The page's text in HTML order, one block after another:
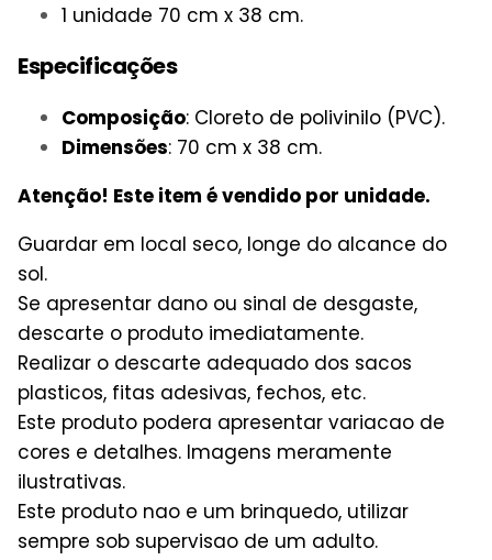
1 unidade 70 cm x 38 cm.
Especificações
Composição: Cloreto de polivinilo (PVC).
Dimensões: 70 cm x 38 cm.
Atenção! Este item é vendido por unidade.
Guardar em local seco, longe do alcance do
sol.
Se apresentar dano ou sinal de desgaste,
descarte o produto imediatamente.
Realizar o descarte adequado dos sacos
plasticos, fitas adesivas, fechos, etc.
Este produto podera apresentar variacao de
cores e detalhes. Imagens meramente
ilustrativas.
Este produto nao e um brinquedo, utilizar
sempre sob supervisao de um adulto.